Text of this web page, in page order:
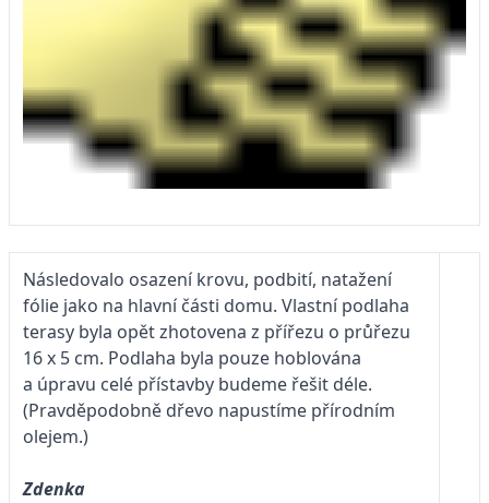
Následovalo osazení krovu, podbití, natažení
fólie jako na hlavní části domu. Vlastní podlaha
terasy byla opět zhotovena z přířezu o průřezu
16 x 5 cm. Podlaha byla pouze hoblována
a úpravu celé přístavby budeme řešit déle.
(Pravděpodobně dřevo napustíme přírodním
olejem.)
Zdenka